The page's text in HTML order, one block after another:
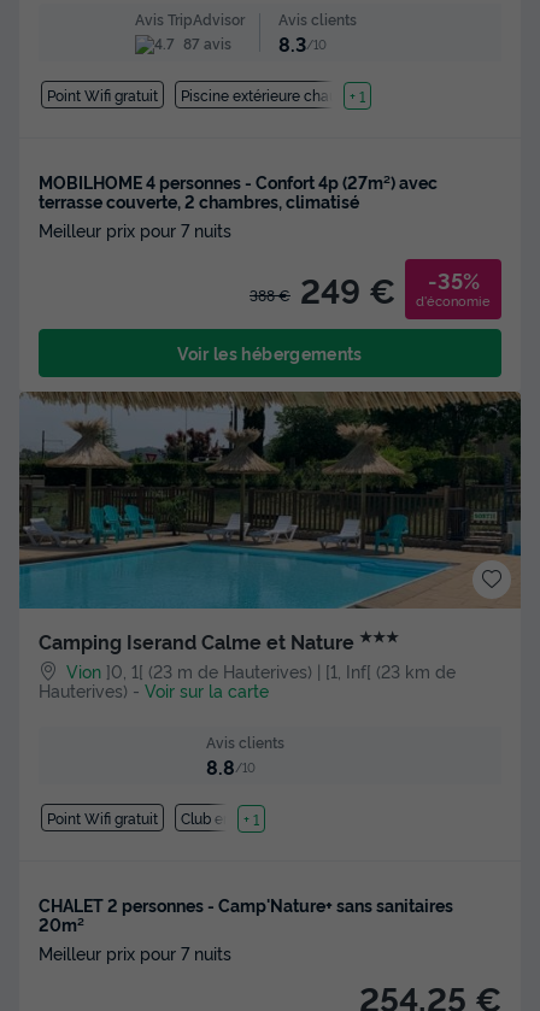
Avis TripAdvisor
87 avis
Avis clients
8.3/10
Point Wifi gratuit Piscine extérieure chauffée
+ 1
MOBILHOME 4 personnes - Confort 4p (27m²) avec
terrasse couverte, 2 chambres, climatisé
Meilleur prix pour 7 nuits
388 € 249 € -35%
d'économie
Voir les hébergements
Camping Iserand Calme et Nature ★★★
Vion ]0, 1[ (23 m de Hauterives) | [1, Inf[ (23 km de
Hauterives) - Voir sur la carte
Avis clients
8.8/10
Point Wifi gratuit Club enfant
+ 1
CHALET 2 personnes - Camp'Nature+ sans sanitaires
20m²
Meilleur prix pour 7 nuits
254,25 €